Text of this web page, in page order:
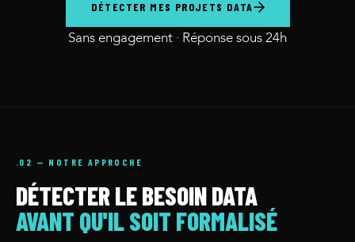
DÉTECTER MES PROJETS DATA
Sans engagement · Réponse sous 24h
.02 — NOTRE APPROCHE
DÉTECTER LE BESOIN DATA
AVANT QU'IL SOIT FORMALISÉ